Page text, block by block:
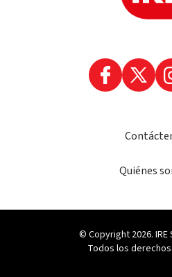
Quiénes
© Copyright 2026. IRE
Todos los